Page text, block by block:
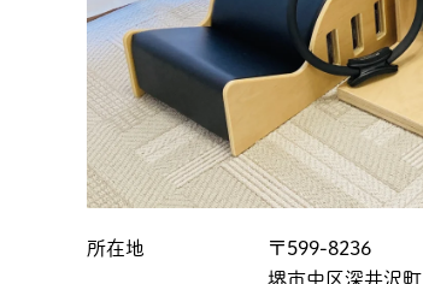
所在地
〒599-8236
堺市中区深井沢町